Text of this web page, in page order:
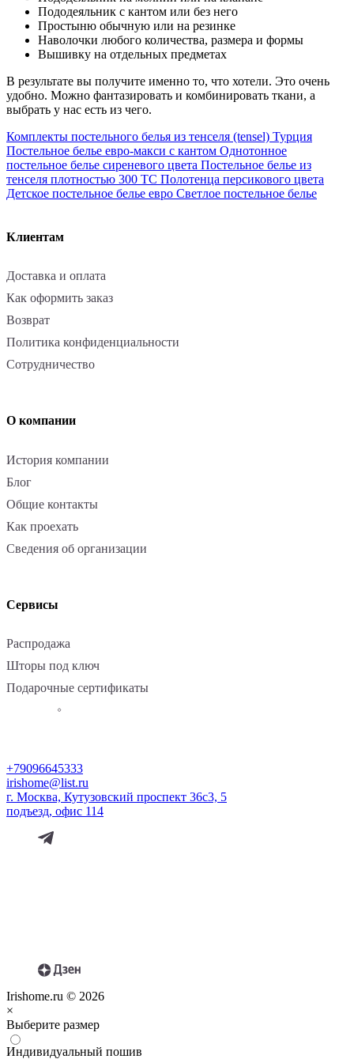
Пододеяльник с кантом или без него
Простыню обычную или на резинке
Наволочки любого количества, размера и формы
Вышивку на отдельных предметах
В результате вы получите именно то, что хотели. Это очень
удобно. Можно фантазировать и комбинировать ткани, а
выбрать у нас есть из чего.
Комплекты постельного белья из тенселя (tensel) Турция
Постельное белье евро-макси с кантом Однотонное
постельное белье сиреневого цвета Постельное белье из
тенселя плотностью 300 ТС Полотенца персикового цвета
Детское постельное белье евро Светлое постельное белье
Клиентам
Доставка и оплата
Как оформить заказ
Возврат
Политика конфиденциальности
Сотрудничество
О компании
История компании
Блог
Общие контакты
Как проехать
Сведения об организации
Сервисы
Распродажа
Шторы под ключ
Подарочные сертификаты
+79096645333
irishome@list.ru
г. Москва, Кутузовский проспект 36с3, 5
подъезд, офис 114
Irishome.ru © 2026
×
Выберите размер
Индивидуальный пошив